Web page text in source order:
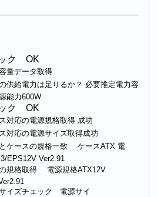
ク OK
データ取得
給電力は足りるか？ 必要推定電力容
能力600W
ク OK
応の電源規格取得 成功
応の電源サイズ取得成功
ースの規格一致 ケースATX 電
EPS12V Ver2.91
格取得 電源規格ATX12V
ズチェック 電源サイ